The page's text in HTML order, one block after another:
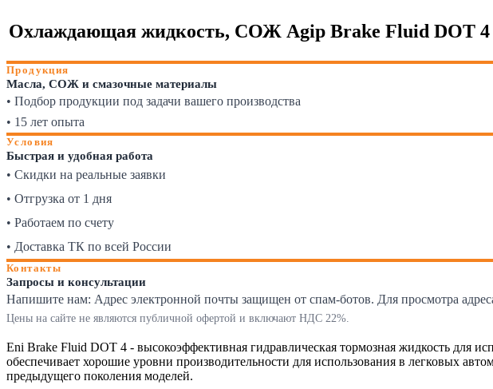
Охлаждающая жидкость, СОЖ Agip Brake Fluid DOT 4
Продукция
Масла, СОЖ и смазочные материалы
• Подбор продукции под задачи вашего производства
• 15 лет опыта
Условия
Быстрая и удобная работа
• Скидки на реальные заявки
• Отгрузка от 1 дня
• Работаем по счету
• Доставка ТК по всей России
Контакты
Запросы и консультации
Напишите нам: Адрес электронной почты защищен от спам-ботов. Для просмотра
Цены на сайте не являются публичной офертой и включают НДС 22%.
Eni Brake Fluid DOT 4 - высокоэффективная гидравлическая тормозная жидкость для
обеспечивает хорошие уровни производительности для использования в легковых
предыдущего поколения моделей.